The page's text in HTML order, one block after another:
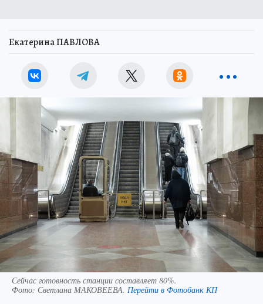
Екатерина ПАВЛОВА
Сейчас готовность станции составляет 80%.
Фото: Светлана МАКОВЕЕВА. Перейти в Фотобанк КП